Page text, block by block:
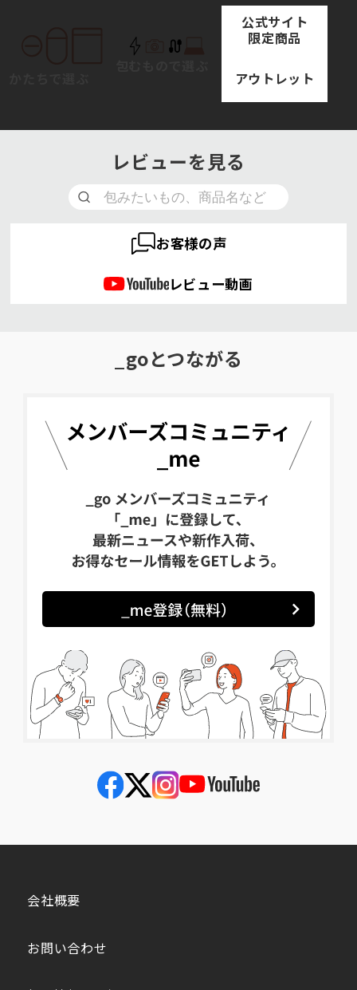
公式サイト
限定商品
アウトレット
レビューを見る
お客様の声
レビュー動画
_goとつながる
会社概要
お問い合わせ